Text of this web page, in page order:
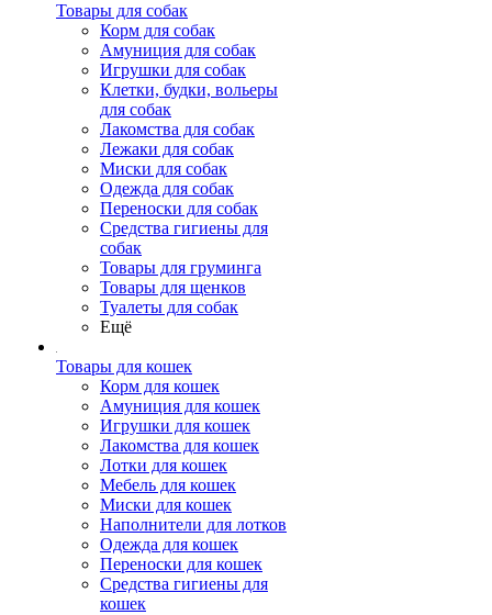
Товары для собак
Корм для собак
Амуниция для собак
Игрушки для собак
Клетки, будки, вольеры
для собак
Лакомства для собак
Лежаки для собак
Миски для собак
Одежда для собак
Переноски для собак
Средства гигиены для
собак
Товары для груминга
Товары для щенков
Туалеты для собак
Ещё
Товары для кошек
Корм для кошек
Амуниция для кошек
Игрушки для кошек
Лакомства для кошек
Лотки для кошек
Мебель для кошек
Миски для кошек
Наполнители для лотков
Одежда для кошек
Переноски для кошек
Средства гигиены для
кошек